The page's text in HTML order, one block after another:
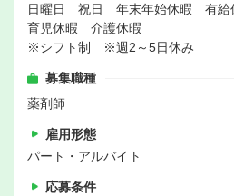
日曜日 祝日 年末年始休暇 有給
育児休暇 介護休暇
※シフト制 ※週2～5日休み
募集職種
薬剤師
雇用形態
パート・アルバイト
応募条件